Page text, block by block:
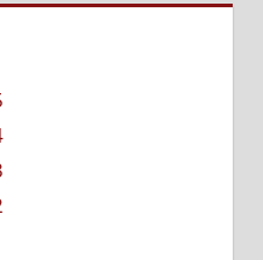
súčasnosť